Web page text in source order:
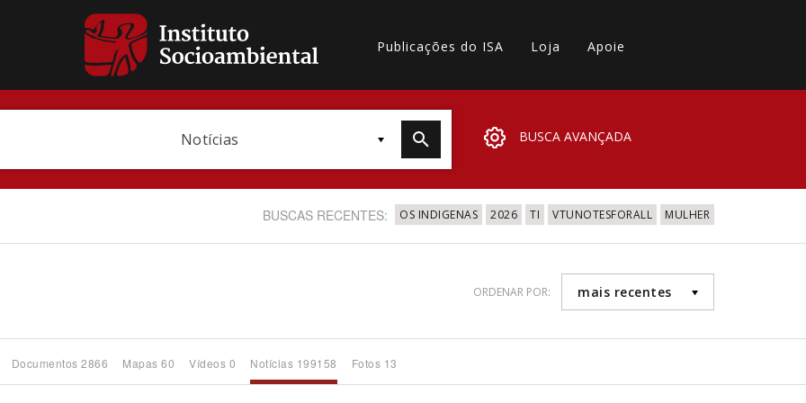
Publicações do ISA Loja Apoie
Notícias BUSCA AVANÇADA
BUSCAS RECENTES: OS INDIGENAS 2026 TI VTUNOTESFORALL MULHER
ORDENAR POR: mais recentes
Documentos 2866 Mapas 60 Vídeos 0 Notícias 199158 Fotos 13